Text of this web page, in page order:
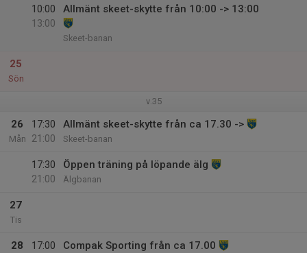
10:00
13:00
Allmänt skeet-skytte från 10:00 -> 13:00
Skeet-banan
25
Sön
v.35
26
Mån
17:30
21:00
Allmänt skeet-skytte från ca 17.30 ->
Skeet-banan
17:30
21:00
Öppen träning på löpande älg
Älgbanan
27
Tis
28
17:00
Compak Sporting från ca 17.00